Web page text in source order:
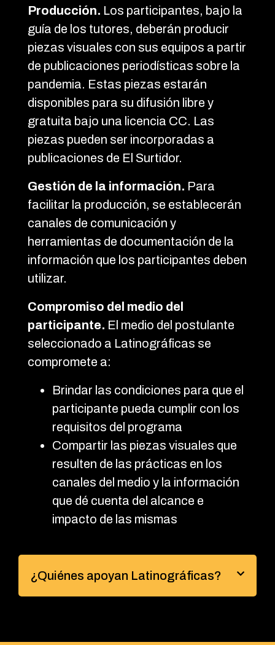
Producción. Los participantes, bajo la
guía de los tutores, deberán producir
piezas visuales con sus equipos a partir
de publicaciones periodísticas sobre la
pandemia. Estas piezas estarán
disponibles para su difusión libre y
gratuita bajo una licencia CC. Las
piezas pueden ser incorporadas a
publicaciones de El Surtidor.
Gestión de la información. Para
facilitar la producción, se establecerán
canales de comunicación y
herramientas de documentación de la
información que los participantes deben
utilizar.
Compromiso del medio del
participante. El medio del postulante
seleccionado a Latinográficas se
compromete a:
Brindar las condiciones para que el
participante pueda cumplir con los
requisitos del programa
Compartir las piezas visuales que
resulten de las prácticas en los
canales del medio y la información
que dé cuenta del alcance e
impacto de las mismas
¿Quiénes apoyan Latinográficas?